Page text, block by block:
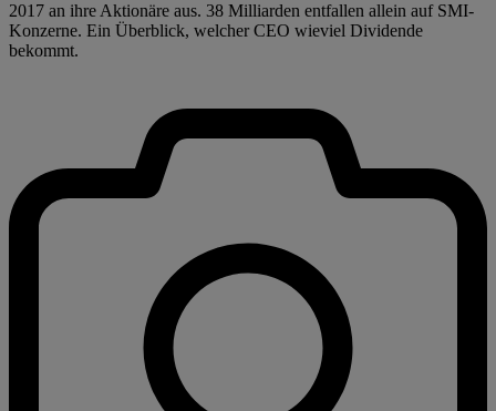
2017 an ihre Aktionäre aus. 38 Milliarden entfallen allein auf SMI-
Konzerne. Ein Überblick, welcher CEO wieviel Dividende
bekommt.